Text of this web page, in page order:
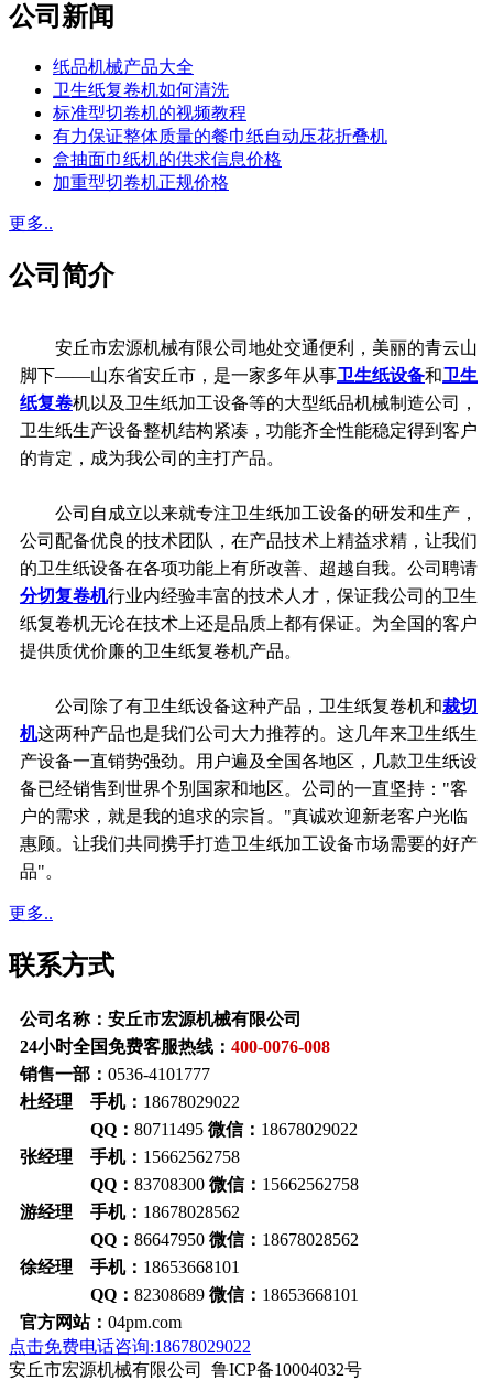
公司新闻
纸品机械产品大全
卫生纸复卷机如何清洗
标准型切卷机的视频教程
有力保证整体质量的餐巾纸自动压花折叠机
盒抽面巾纸机的供求信息价格
加重型切卷机正规价格
更多..
公司简介
安丘市宏源机械有限公司地处交通便利，美丽的青云山
脚下——山东省安丘市，是一家多年从事卫生纸设备和卫生
纸复卷机以及卫生纸加工设备等的大型纸品机械制造公司，
卫生纸生产设备整机结构紧凑，功能齐全性能稳定得到客户
的肯定，成为我公司的主打产品。
公司自成立以来就专注卫生纸加工设备的研发和生产，
公司配备优良的技术团队，在产品技术上精益求精，让我们
的卫生纸设备在各项功能上有所改善、超越自我。公司聘请
分切复卷机行业内经验丰富的技术人才，保证我公司的卫生
纸复卷机无论在技术上还是品质上都有保证。为全国的客户
提供质优价廉的卫生纸复卷机产品。
公司除了有卫生纸设备这种产品，卫生纸复卷机和裁切
机这两种产品也是我们公司大力推荐的。这几年来卫生纸生
产设备一直销势强劲。用户遍及全国各地区，几款卫生纸设
备已经销售到世界个别国家和地区。公司的一直坚持："客
户的需求，就是我的追求的宗旨。"真诚欢迎新老客户光临
惠顾。让我们共同携手打造卫生纸加工设备市场需要的好产
品"。
更多..
联系方式
公司名称：安丘市宏源机械有限公司
24小时全国免费客服热线： 400-0076-008
销售一部： 0536-4101777
杜经理 手机： 18678029022
QQ： 80711495 微信： 18678029022
张经理 手机： 15662562758
QQ： 83708300 微信： 15662562758
游经理 手机： 18678028562
QQ： 86647950 微信： 18678028562
徐经理 手机： 18653668101
QQ： 82308689 微信： 18653668101
官方网站： 04pm.com
点击免费电话咨询:18678029022
安丘市宏源机械有限公司 鲁ICP备10004032号